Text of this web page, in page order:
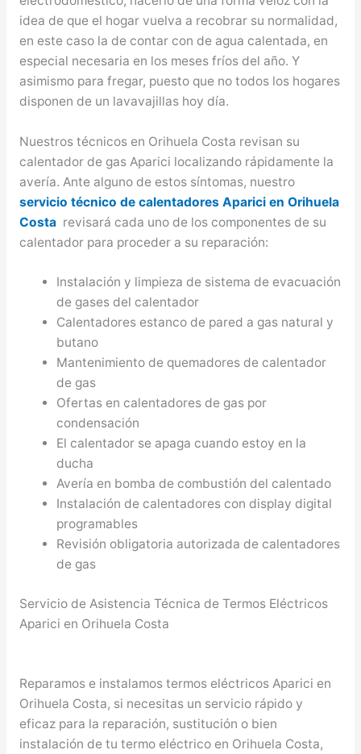
idea de que el hogar vuelva a recobrar su normalidad,
en este caso la de contar con de agua calentada, en
especial necesaria en los meses fríos del año. Y
asimismo para fregar, puesto que no todos los hogares
disponen de un lavavajillas hoy día.
Nuestros técnicos en Orihuela Costa revisan su
calentador de gas Aparici localizando rápidamente la
avería. Ante alguno de estos síntomas, nuestro
servicio técnico de calentadores Aparici en Orihuela
Costa revisará cada uno de los componentes de su
calentador para proceder a su reparación:
Instalación y limpieza de sistema de evacuación
de gases del calentador
Calentadores estanco de pared a gas natural y
butano
Mantenimiento de quemadores de calentador
de gas
Ofertas en calentadores de gas por
condensación
El calentador se apaga cuando estoy en la
ducha
Avería en bomba de combustión del calentado
Instalación de calentadores con display digital
programables
Revisión obligatoria autorizada de calentadores
de gas
Servicio de Asistencia Técnica de Termos Eléctricos
Aparici en Orihuela Costa
Reparamos e instalamos termos eléctricos Aparici en
Orihuela Costa, si necesitas un servicio rápido y
eficaz para la reparación, sustitución o bien
instalación de tu termo eléctrico en Orihuela Costa,